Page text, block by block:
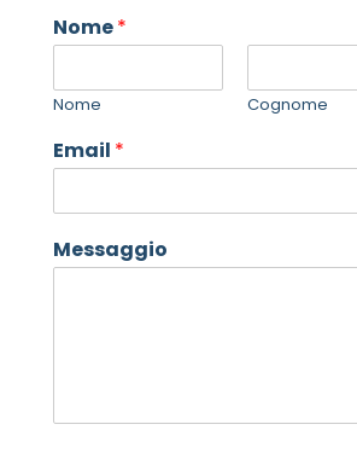
Nome*
Nome Cognome
Email *
Messaggio